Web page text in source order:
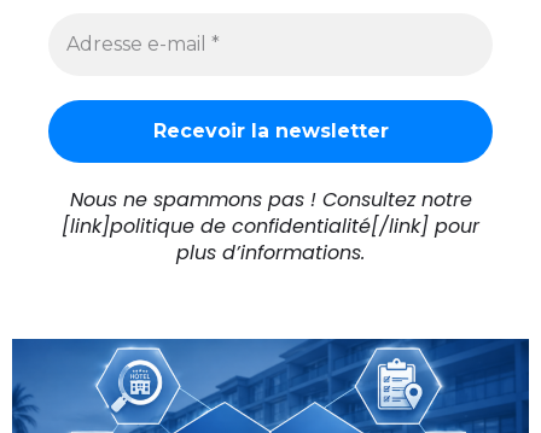
Nous ne spammons pas ! Consultez notre
[link]politique de confidentialité[/link] pour
plus d’informations.